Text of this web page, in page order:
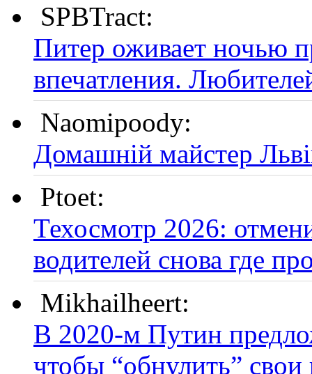
SPBTract:
Питер оживает ночью
впечатления.
Naomipoody:
Домашній майстер
Ptoet:
Техосмотр 2026:
водителей снова где
Mikhailheert:
В 2020-м Путин
чтобы “обнулить” свои